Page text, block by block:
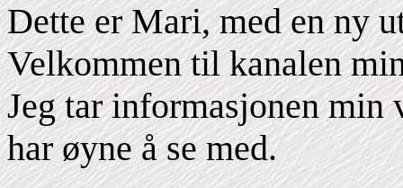
Dette er Mari, med en ny
Velkommen til kanalen
Jeg tar informasjonen
har øyne å se med.